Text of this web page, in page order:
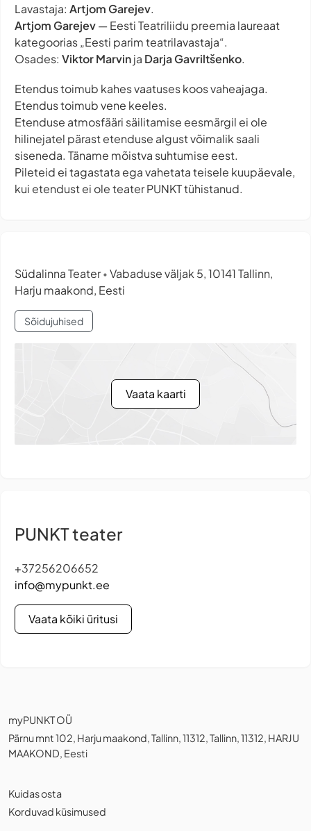
Lavastaja: Artjom Garejev.
Artjom Garejev— Eesti Teatriliidu preemia laureaat
kategoorias „Eesti parim teatrilavastaja“.
Osades: Viktor Marvinja Darja Gavriltšenko.
Etendus toimub kahes vaatuses koos vaheajaga.
Etendus toimub vene keeles.
Etenduse atmosfääri säilitamise eesmärgil ei ole
hilinejatel pärast etenduse algust võimalik saali
siseneda. Täname mõistva suhtumise eest.
Pileteid ei tagastata ega vahetata teisele kuupäevale,
kui etendust ei ole teater PUNKT tühistanud.
Südalinna Teater• Vabaduse väljak 5, 10141 Tallinn,
Harju maakond, Eesti
Sõidujuhised
Vaata kaarti
PUNKT teater
+37256206652
info@mypunkt.ee
Vaata kõiki üritusi
myPUNKT OÜ
Pärnu mnt 102, Harju maakond, Tallinn, 11312, Tallinn, 11312, HARJU
MAAKOND, Eesti
Kuidas osta
Korduvad küsimused